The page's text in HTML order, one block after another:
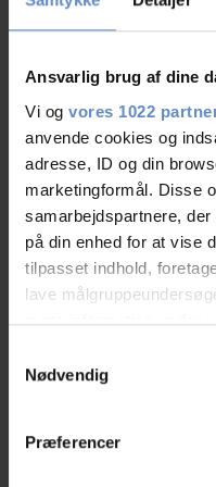
Ansvarlig brug af dine
Vi og vores 1022
anvende cookies og
adresse, ID og din
marketingformål. Disse
samarbejdspartnere,
på din enhed for at vise
tilpasset indhold,
lave
mere information under
tilbage eller ændre
"Cookiedeklaration",
Nødvendig
Præferencer
have to pay extra for
room gets extremely
Given the room rates,
disappointing.
N/A
Familie med børn, GB
outside. We used a bag